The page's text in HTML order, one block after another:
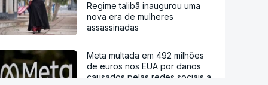
Regime talibã inaugurou uma
nova era de mulheres
assassinadas
Meta multada em 492 milhões
de euros nos EUA por danos
causados pelas redes sociais a